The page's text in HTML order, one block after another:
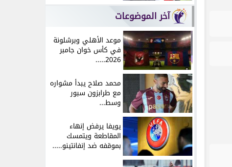
آخر الموضوعات
موعد الأهلي وبرشلونة
في كأس خوان جامبر
2026.....
محمد صلاح يبدأ مشواره
مع طرابزون سبور
وسط...
يويفا يرفض إنهاء
المقاطعة ويتمسك
بموقفه ضد إنفانتينو.....